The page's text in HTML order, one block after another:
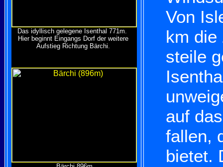
Das idyllisch gelegene Isenthal 771m.
Hier beginnt Eingangs Dorf der weitere
Aufstieg Richtung Bärchi.
Von
km die
steile
auf
fallen,
bietet.